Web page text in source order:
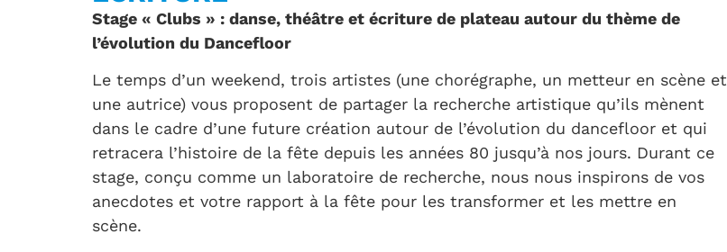
Stage « Clubs » : danse, théâtre et écriture de plateau autour du thème de
l’évolution du Dancefloor
Le temps d’un weekend, trois artistes (une chorégraphe, un metteur en scène et
une autrice) vous proposent de partager la recherche artistique qu’ils mènent
dans le cadre d’une future création autour de l’évolution du dancefloor et qui
retracera l’histoire de la fête depuis les années 80 jusqu’à nos jours. Durant ce
stage, conçu comme un laboratoire de recherche, nous nous inspirons de vos
anecdotes et votre rapport à la fête pour les transformer et les mettre en
scène.